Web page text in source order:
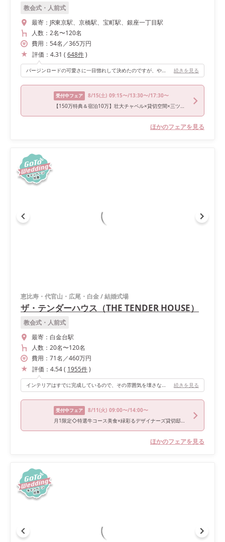
教会式・人前式
最寄： JR東京駅、京橋駅、宝町駅、銀座一丁目駅
人数： 2名〜120名
費用： 54名 ／365万円
評価： 4.31 ( 648件)
バージンロードの可愛さに一目惚れして決めたのですが、やはりベールダウンや歩く姿、 後ろ姿などどの写真を見ても、 お花がガラスの下で咲くバージンロードは、 写真に映えました。 とくにドレス姿の自分が、 そのバージンロードに反射する写真はとても気に入りました。 天井も高く、シャンデリアも素敵で、 晴れの日なら自然光もたくさん入ってとても綺麗だと思います。 続きを見る
受付中フェア 8/15(土) 09:15〜/13:30〜/17:30〜
【150万特典＆宿泊10万】壮大チャペル×貸切空間×三ツ星4万試食
ほかのフェアを見る
恵比寿・代官山・広尾・白金/結婚式場
ザ・テンダーハウス（THE TENDER HOUSE）
教会式・人前式
最寄： 白金台駅
人数： 20名〜120名
費用： 71名 ／460万円
評価： 4.54( 1955件)
インテリアはすでに完成しているので、その雰囲気を壊さないように自分の好きなテイストを加えていくと、オシャレ感が増すと思います。 続きを見る
受付中フェア 8/11(火) 09:00〜/14:00〜
月1限定◇特選牛コース美食×緑彩るデザイナーズ貸切邸宅*演出体験&豪華20大特典《1件目の見学限定！デザイナーズチャペル挙式料15万＆最旬揃うインポートドレス40万プレゼント♪》
ほかのフェアを見る